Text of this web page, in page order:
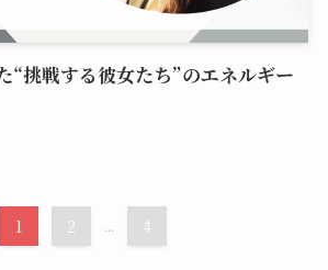
“挑戦する彼女たち”のエネルギー
1 2 ... 4